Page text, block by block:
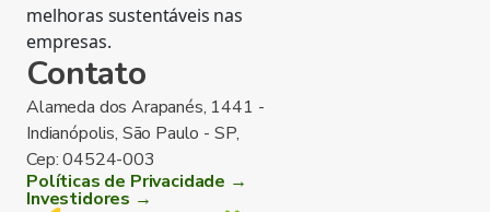
melhoras sustentáveis nas
empresas.
Contato
Alameda dos Arapanés, 1441 -
Indianópolis, São Paulo - SP,
Cep: 04524-003
Políticas de Privacidade →
Investidores →